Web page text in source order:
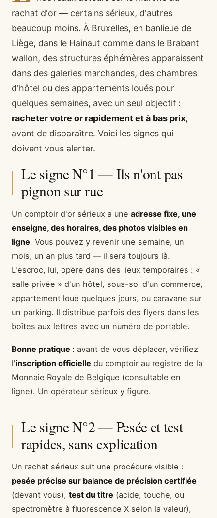
rachat d'or — certains sérieux, d'autres
beaucoup moins. À Bruxelles, en banlieue de
Liège, dans le Hainaut comme dans le Brabant
wallon, des structures éphémères apparaissent
dans des galeries marchandes, des chambres
d'hôtel ou des appartements loués pour
quelques semaines, avec un seul objectif :
racheter votre or rapidement et à bas prix,
avant de disparaître. Voici les signes qui
doivent vous alerter.
Le signe N°1 — Ils n'ont pas
pignon sur rue
Un comptoir d'or sérieux a une adresse fixe, une
enseigne, des horaires, des photos visibles en
ligne. Vous pouvez y revenir une semaine, un
mois, un an plus tard — il sera toujours là.
L'escroc, lui, opère dans des lieux temporaires : «
salle privée » d'un hôtel, sous-sol d'un commerce,
appartement loué quelques jours, ou caravane sur
un parking. Il distribue parfois des flyers dans les
boîtes aux lettres avec un numéro de portable.
Bonne pratique : avant de vous déplacer, vérifiez
l'inscription officielle du comptoir au registre de la
Monnaie Royale de Belgique (consultable en
ligne). Un opérateur sérieux y figure.
Le signe N°2 — Pesée et test
rapides, sans explication
Un rachat sérieux suit une procédure visible :
pesée précise sur balance de précision certifiée
(devant vous), test du titre (acide, touche, ou
spectromètre à fluorescence X selon la valeur),